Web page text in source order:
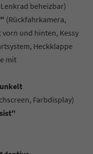
beheizbar)
(Rückfahrkamera,
und hinten, Kessy
Heckklappe
mit
Farbdisplay)